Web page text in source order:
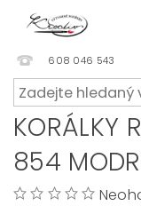
608 046 543
KORÁLKY
854